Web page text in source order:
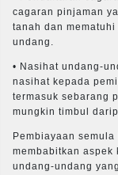
cagaran pinjaman
tanah dan
undang.
• Nasihat undang-
nasihat kepada
termasuk sebarang
mungkin timbul
Pembiayaan
membabitkan aspek
undang-undang